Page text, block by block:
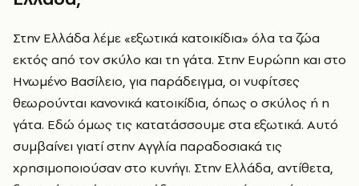
Στην Ελλάδα λέμε «εξωτικά κατοικίδια» όλα τα ζώα
εκτός από τον σκύλο και τη γάτα. Στην Ευρώπη και στο
Ηνωμένο Βασίλειο, για παράδειγμα, οι νυφίτσες
θεωρούνται κανονικά κατοικίδια, όπως ο σκύλος ή η
γάτα. Εδώ όμως τις κατατάσσουμε στα εξωτικά. Αυτό
συμβαίνει γιατί στην Αγγλία παραδοσιακά τις
χρησιμοποιούσαν στο κυνήγι. Στην Ελλάδα, αντίθετα,